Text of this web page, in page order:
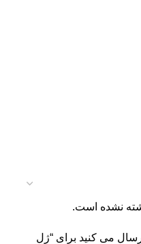
نشده است.
می کنید برای “ژل